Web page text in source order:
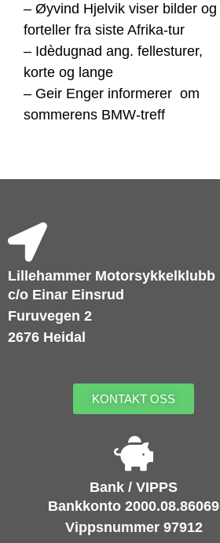
– Øyvind Hjelvik viser bilder og
forteller fra siste Afrika-tur
– Idèdugnad ang. fellesturer,
korte og lange
– Geir Enger informerer om
sommerens BMW-treff
Lillehammer Motorsykkelklubb
c/o Einar Einsrud
Furuvegen 2
2676 Heidal
KONTAKT OSS
Bank / VIPPS
Bankkonto 2000.08.86069
Vippsnummer 97912